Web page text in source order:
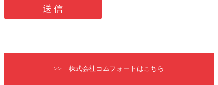
>> 株式会社コムフォートはこちら